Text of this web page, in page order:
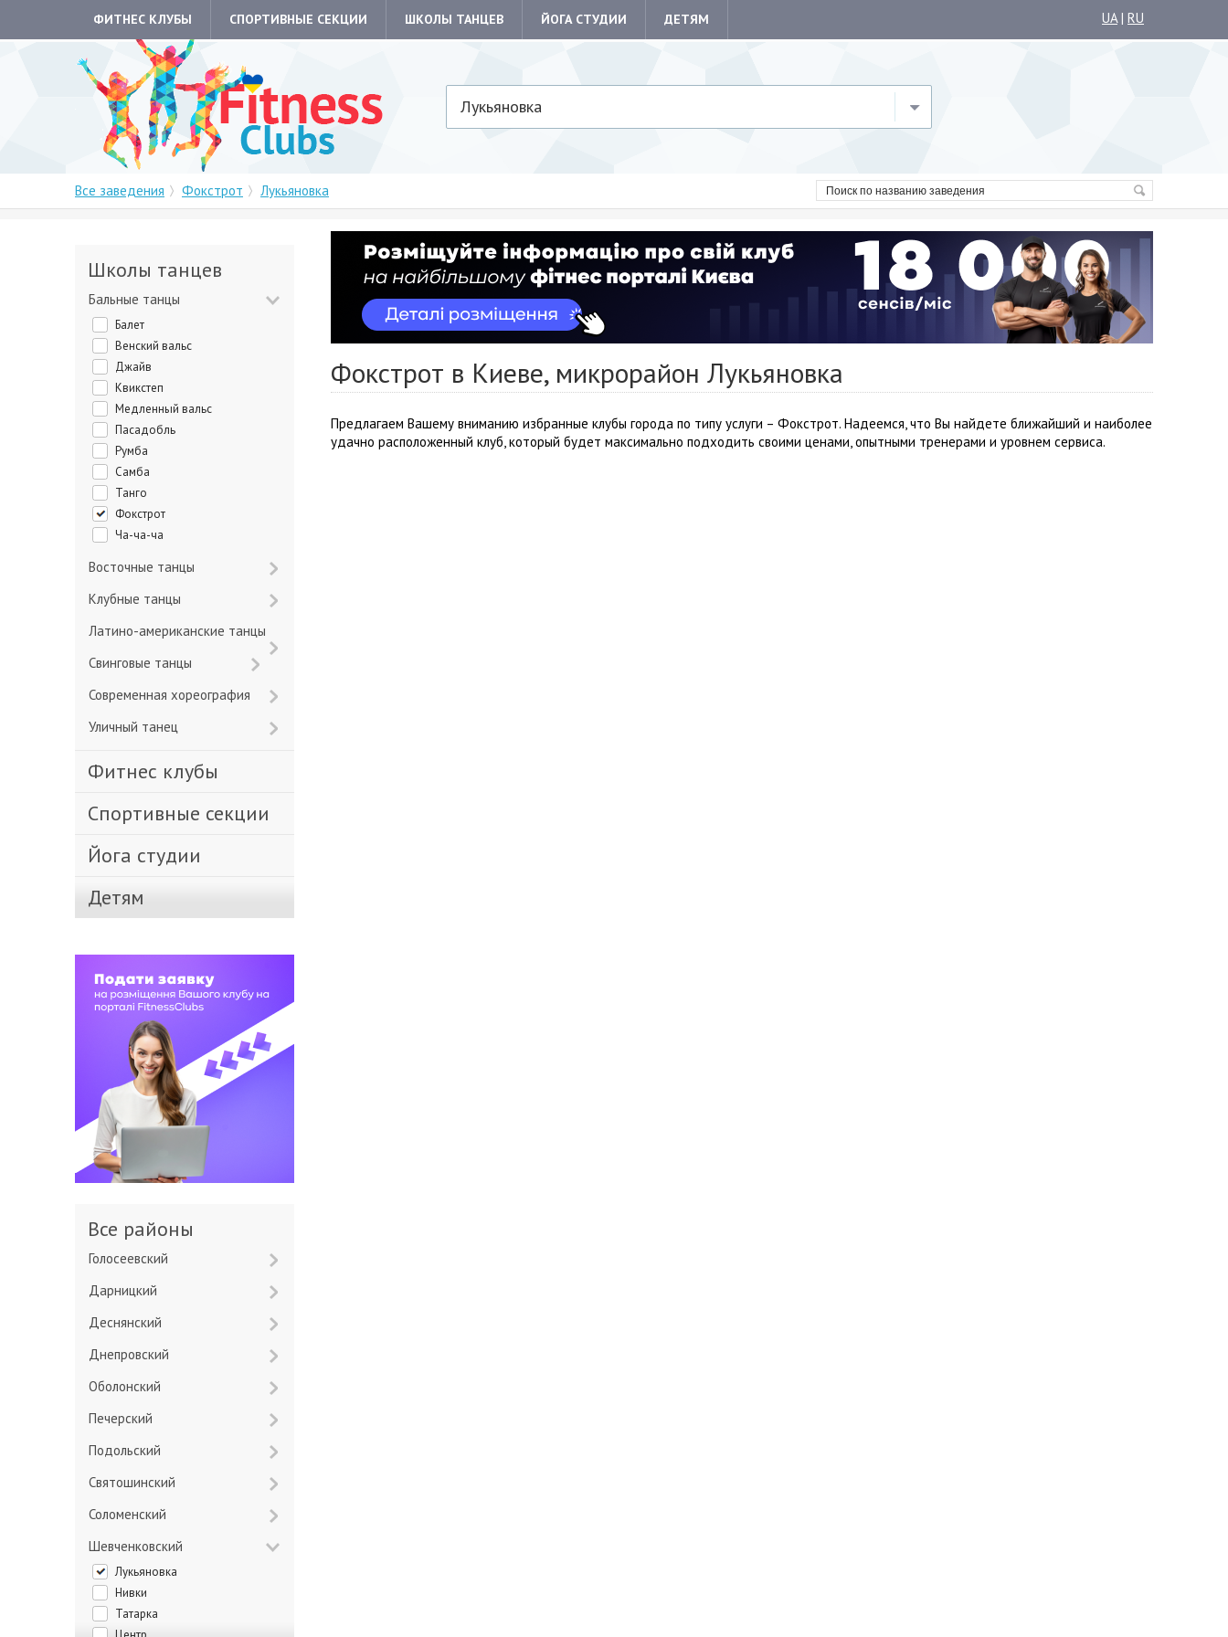
ФИТНЕС КЛУБЫ СПОРТИВНЫЕ СЕКЦИИ ШКОЛЫ ТАНЦЕВ ЙОГА СТУДИИ ДЕТЯМ UA| RU
Лукьяновка
Все заведения Фокстрот Лукьяновка
Фокстрот в Киеве, микрорайон Лукьяновка
Предлагаем Вашему вниманию избранные клубы города по типу услуги – Фокстрот. Надеемся, что Вы найдете ближайший и наиболее
удачно расположенный клуб, который будет максимально подходить своими ценами, опытными тренерами и уровнем сервиса.
Школы танцев
Бальные танцы
Балет
Венский вальс
Джайв
Квикстеп
Медленный вальс
Пасадобль
Румба
Самба
Танго
Фокстрот
Ча-ча-ча
Восточные танцы
Клубные танцы
Латино-американские танцы
Свинговые танцы
Современная хореография
Уличный танец
Фитнес клубы
Спортивные секции
Йога студии
Детям
Все районы
Голосеевский
Дарницкий
Деснянский
Днепровский
Оболонский
Печерский
Подольский
Святошинский
Соломенский
Шевченковский
Лукьяновка
Нивки
Татарка